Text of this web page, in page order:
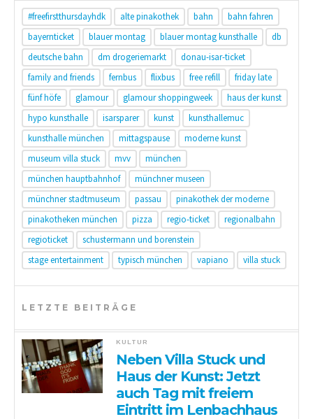
#freefirstthursdayhdk alte pinakothek bahn
bahn fahren
bayernticket
blauer montag blauer montag kunsthalle
db
deutsche bahn
dm drogeriemarkt
donau-isar-ticket
family and friends
fernbus flixbus free refill
friday late
fünf höfe
glamour glamour shoppingweek
haus der kunst
hypo kunsthalle
isarsparer kunst
kunsthallemuc
kunsthalle münchen
mittagspause
moderne kunst
museum villa stuck
mvv
münchen
münchen hauptbahnhof
münchner museen
münchner stadtmuseum
passau
pinakothek der moderne
pinakotheken münchen
pizza regio-ticket
regionalbahn
regioticket
schustermann und borenstein
stage entertainment
typisch münchen vapiano villa stuck
LETZTE BEITRÄGE
KULTUR
Neben Villa Stuck und
Haus der Kunst: Jetzt
auch Tag mit freiem
Eintritt im Lenbachhaus